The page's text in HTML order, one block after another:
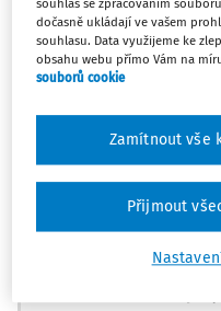
Zatím jste si
Celý dokument
souhlas se zpracováním
dočasně ukládají ve vašem
souhlasu. Data využijeme ke
obsahu webu přímo Vám na
souborů cookie
Zamítnout vše
Přijmout